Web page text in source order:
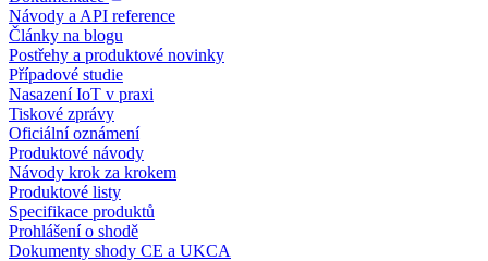
Návody a API reference
Články na blogu
Postřehy a produktové novinky
Případové studie
Nasazení IoT v praxi
Tiskové zprávy
Oficiální oznámení
Produktové návody
Návody krok za krokem
Produktové listy
Specifikace produktů
Prohlášení o shodě
Dokumenty shody CE a UKCA